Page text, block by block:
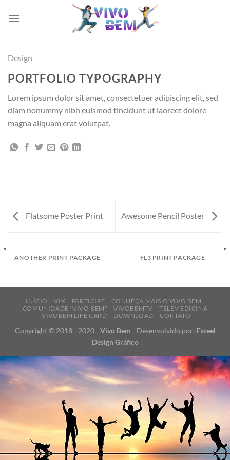
Design
PORTFOLIO TYPOGRAPHY
Lorem ipsum dolor sit amet, consectetuer adipiscing elit, sed
diam nonummy nibh euismod tincidunt ut laoreet dolore
magna aliquam erat volutpat.
Flatsome Poster Print Awesome Pencil Poster
ANOTHER PRINT PACKAGE FL3 PRINT PACKAGE
INÍCIO VIX PARTICIPE
CONHEÇA MAIS O VIVO BEM
COMUNIDADE “VIVO BEM”
VIVOBEMTV
TELEMEDICINA
VIVOBEM LIFE CARD
DOWNLOAD CONTATO
Copyright © 2018 - 2020 - Vivo Bem - Desenvolvido por: Fsteel
Design Gráfico